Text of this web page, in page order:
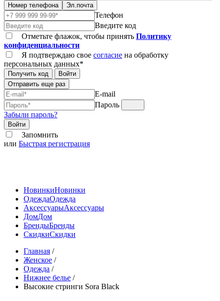
Номер телефона Эл.почта
Телефон
Введите код
Отметьте флажок, чтобы принять Политику
конфиденциальности
Я подтверждаю свое согласие на обработку
персональных данных*
Получить код
Войти
Отправить еще раз
E-mail
Пароль
Забыли пароль?
Войти
Запомнить
или Быстрая регистрация
НовинкиНовинки
ОдеждаОдежда
АксессуарыАксессуары
ДомДом
БрендыБренды
СкидкиСкидки
Главная /
Женское /
Одежда /
Нижнее белье /
Высокие стринги Sora Black